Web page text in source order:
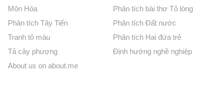
Môn Hóa
Phân tích Tây Tiến
Tranh tô màu
Tả cây phượng
About us on about.me
Phân tích bài thơ Tỏ lòng
Phân tích Đất nước
Phân tích Hai đứa trẻ
Định hướng nghề nghiệp